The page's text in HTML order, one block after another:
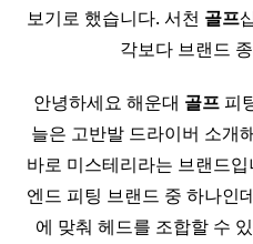
보기로 했습니다. 서천 골프
각보다 브랜드
안녕하세요 해운대 골프 피
늘은 고반발 드라이버 소개
바로 미스테리라는 브랜드
엔드 피팅 브랜드 중 하나인
에 맞춰 헤드를 조합할 수